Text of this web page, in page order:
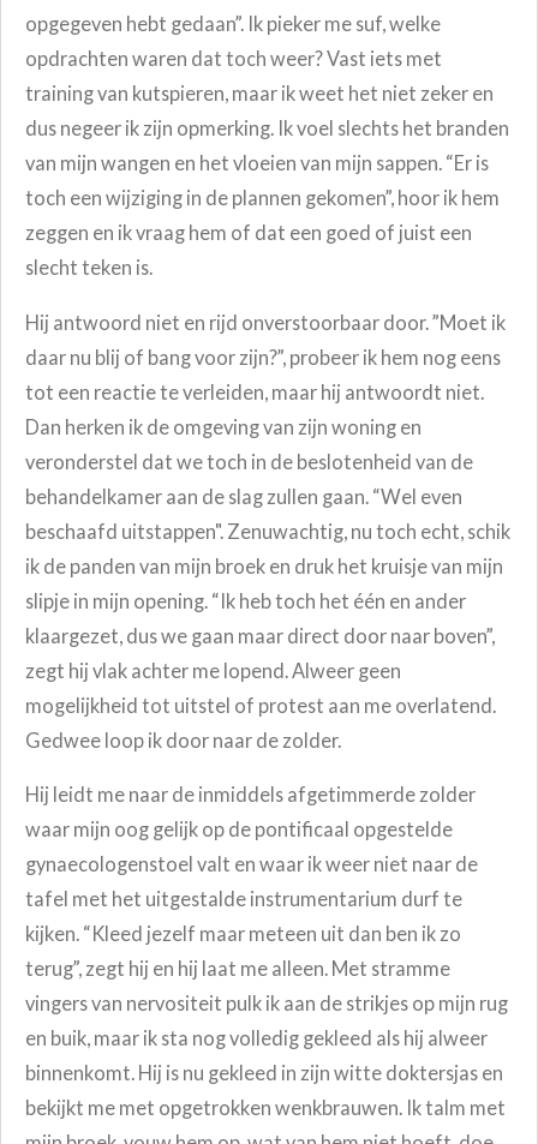
opgegeven hebt gedaan”. Ik pieker me suf, welke
opdrachten waren dat toch weer? Vast iets met
training van kutspieren, maar ik weet het niet zeker en
dus negeer ik zijn opmerking. Ik voel slechts het branden
van mijn wangen en het vloeien van mijn sappen. “Er is
toch een wijziging in de plannen gekomen”, hoor ik hem
zeggen en ik vraag hem of dat een goed of juist een
slecht teken is.
Hij antwoord niet en rijd onverstoorbaar door. ”Moet ik
daar nu blij of bang voor zijn?”, probeer ik hem nog eens
tot een reactie te verleiden, maar hij antwoordt niet.
Dan herken ik de omgeving van zijn woning en
veronderstel dat we toch in de beslotenheid van de
behandelkamer aan de slag zullen gaan. “Wel even
beschaafd uitstappen". Zenuwachtig, nu toch echt, schik
ik de panden van mijn broek en druk het kruisje van mijn
slipje in mijn opening. “Ik heb toch het één en ander
klaargezet, dus we gaan maar direct door naar boven”,
zegt hij vlak achter me lopend. Alweer geen
mogelijkheid tot uitstel of protest aan me overlatend.
Gedwee loop ik door naar de zolder.
Hij leidt me naar de inmiddels afgetimmerde zolder
waar mijn oog gelijk op de pontificaal opgestelde
gynaecologenstoel valt en waar ik weer niet naar de
tafel met het uitgestalde instrumentarium durf te
kijken. “Kleed jezelf maar meteen uit dan ben ik zo
terug”, zegt hij en hij laat me alleen. Met stramme
vingers van nervositeit pulk ik aan de strikjes op mijn rug
en buik, maar ik sta nog volledig gekleed als hij alweer
binnenkomt. Hij is nu gekleed in zijn witte doktersjas en
bekijkt me met opgetrokken wenkbrauwen. Ik talm met